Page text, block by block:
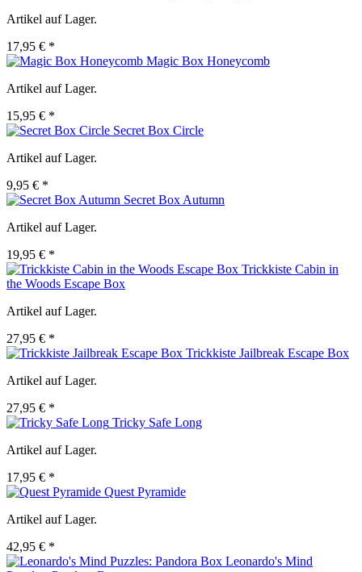
Artikel auf Lager.
17,95 € *
Magic Box Honeycomb
Artikel auf Lager.
15,95 € *
Secret Box Circle
Artikel auf Lager.
9,95 € *
Secret Box Autumn
Artikel auf Lager.
19,95 € *
Trickkiste Cabin in
the Woods Escape Box
Artikel auf Lager.
27,95 € *
Trickkiste Jailbreak Escape Box
Artikel auf Lager.
27,95 € *
Tricky Safe Long
Artikel auf Lager.
17,95 € *
Quest Pyramide
Artikel auf Lager.
42,95 € *
Leonardo's Mind